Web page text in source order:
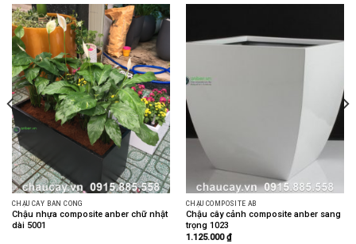
CHẬU CÂY BAN CÔNG
Chậu nhựa composite anber chữ nhật
dài 5001
CHẬU COMPOSITE AB
Chậu cây cảnh composite anber sang
trọng 1023
1.125.000₫